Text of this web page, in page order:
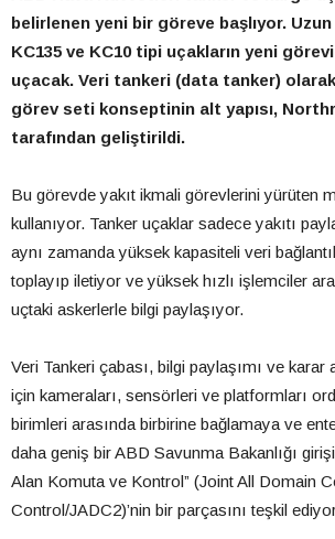
belirlenen yeni bir göreve başlıyor. Uzun
KC135 ve KC10 tipi uçakların yeni
uçacak. Veri tankeri (data tanker) olarak
görev seti konseptinin alt yapısı,
tarafından geliştirildi.
Bu görevde yakıt ikmali görevlerini yürüten
kullanıyor. Tanker uçaklar sadece yakıtı
aynı zamanda yüksek kapasiteli veri
toplayıp iletiyor ve yüksek hızlı işlemciler
uçtaki askerlerle bilgi paylaşıyor.
Veri Tankeri çabası, bilgi paylaşımı ve karar
için kameraları, sensörleri ve platformları
birimleri arasında birbirine bağlamaya ve
daha geniş bir ABD Savunma Bakanlığı
Alan Komuta ve Kontrol” (Joint All Domain
Control/JADC2)’nin bir parçasını teşkil